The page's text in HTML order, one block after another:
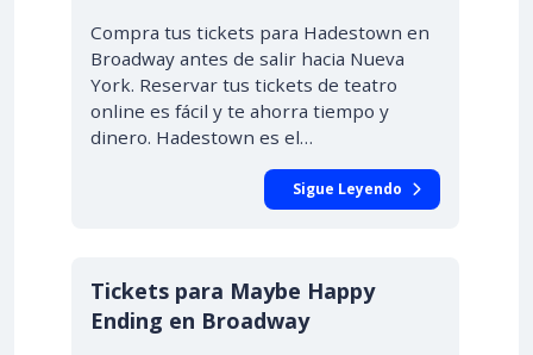
Compra tus tickets para Hadestown en
Broadway antes de salir hacia Nueva
York. Reservar tus tickets de teatro
online es fácil y te ahorra tiempo y
dinero. Hadestown es el…
Sigue Leyendo
Tickets para Maybe Happy
Ending en Broadway